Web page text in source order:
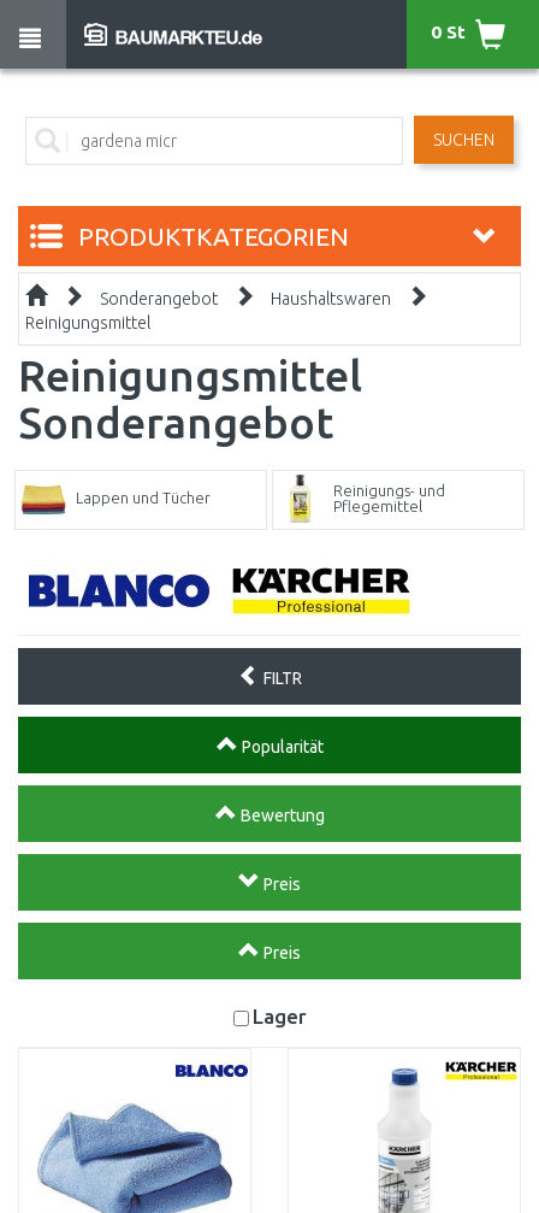
SUCHEN
0 St
PRODUKTKATEGORIEN
Sonderangebot
Haushaltswaren
Reinigungsmittel
Reinigungsmittel
Sonderangebot
Lappen und Tücher
Reinigungs- und
Pflegemittel
FILTR
Popularität
Bewertung
Preis
Preis
Lager